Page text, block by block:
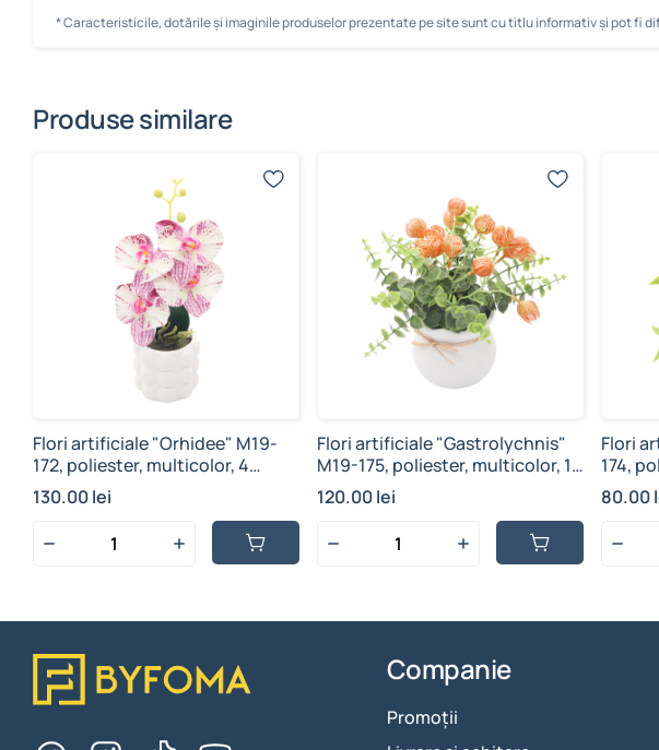
* Caracteristicile, dotările și imaginile produselor prezentate pe site sunt cu titlu informativ și pot fi
Produse similare
Flori artificiale "Orhidee" M19-
172, poliester, multicolor, 4
ramuri, 35.5x9.5 cm
130.00 lei
Flori artificiale "Gastrolychnis"
M19-175, poliester, multicolor, 15
ramuri, 20.5x10 cm
120.00 lei
Flori
174,
ramuri,
80.00
Companie
Promoții